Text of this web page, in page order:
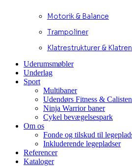
Motorik & Balance
Trampoliner
Klatrestrukturer &
Uderumsmøbler
Underlag
Sport
Multibaner
Udendørs Fitness &
Ninja Warrior baner
Cykel bevægelsespark
Om os
Fonde og tilskud til
Inkluderende legepladser
Referencer
Kataloger